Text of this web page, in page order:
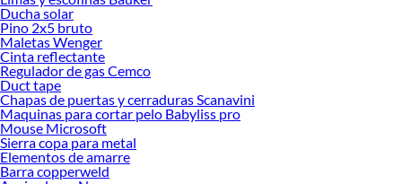
Ducha solar
Pino 2x5 bruto
Maletas Wenger
Cinta reflectante
Regulador de gas Cemco
Duct tape
Chapas de puertas y cerraduras Scanavini
Maquinas para cortar pelo Babyliss pro
Mouse Microsoft
Sierra copa para metal
Elementos de amarre
Barra copperweld